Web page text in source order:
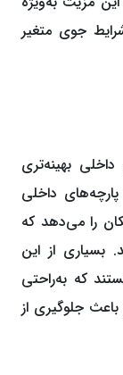
جوی متغیر
بهینه‌تری
داخلی
را می‌دهد که
بسیاری از این
که به‌راحتی
باعث جلوگیری از